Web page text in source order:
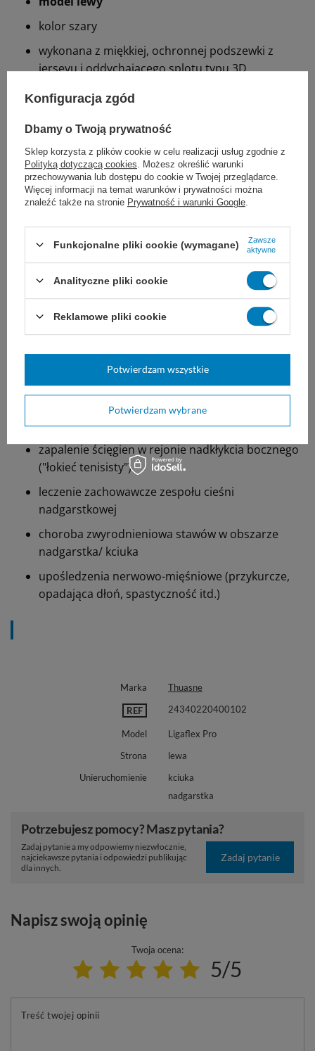
kolor szary
wykonana z miękkiej, ochronnej podszewki z
jerseyu i oddychającego splotu typu 3D
równomierna stabilizacja dzięki podwójnemu
systemowi pasków
Zastosowanie:
skręcenie kciuka
skręcenie nadgarstka lub kciuka
niewymagające operacji złamanie kości
łódeczkowatej
niewymagające operacji złamania nadgarstka
unieruchomienie nadgarstka/kciuka po urazie lub
operacji
kciuka
zapalenie pochewek ścięgnistych (zespół De
Quervaina)
artretyzm reumatoidalny
zapalenie ścięgien w rejonie nadkłykcia bocznego
("łokieć tenisisty")
leczenie zachowawcze zespołu cieśni
nadgarstkowej
choroba zwyrodnieniowa stawów w obszarze
nadgarstka/ kciuka
upośledzenia nerwowo-mięśniowe (przykurcze,
opadająca dłoń, spastyczność itd.)
Marka Thuasne
REF 24340220400102
Model
Ligaflex Pro
Strona
lewa
Unieruchomienie
kciuka
nadgarstka
Potrzebujesz pomocy? Masz pytania?
Zadaj pytanie a my odpowiemy niezwłocznie,
najciekawsze pytania i odpowiedzi publikując
dla innych.
Zadaj pytanie
Napisz swoją opinię
Twoja ocena:
5/5
Treść twojej opinii
Konfiguracja zgód
Dbamy o Twoją prywatność
Sklep korzysta z plików cookie w celu realizacji usług zgodnie z
Polityką dotyczącą cookies . Możesz określić warunki
przechowywania lub dostępu do cookie w Twojej przeglądarce.
Więcej informacji na temat warunków i prywatności można
znaleźć także na stronie Prywatność i warunki Google
Funkcjonalne pliki cookie (wymagane)
Zawsze
aktywne
Analityczne pliki cookie
Reklamowe pliki cookie
Potwierdzam wybrane
Potwierdzam wszystkie